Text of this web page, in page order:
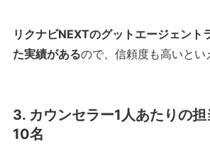
リクナビNEXTのグットエージェント
た実績があるので、信頼度も高いとい
3. カウンセラー1人あたりの
10名